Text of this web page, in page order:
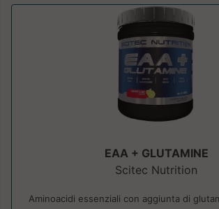
EAA + GLUTAMINE
Scitec Nutrition
Aminoacidi essenziali con aggiunta di